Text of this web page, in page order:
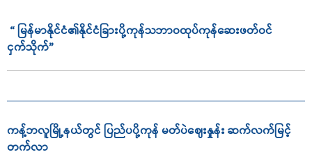
“ မြန်မာနိုင်ငံ၏နိုင်ငံခြားပို့ကုန်သဘာဝထုပ်ကုန်ဆေးဖတ်ဝင်
ငှက်သိုက်”
ကန့်ဘလူမြို့နယ်တွင် ပြည်ပပို့ကုန် မတ်ပဲဈေးနှုန်း ဆက်လက်မြင့်
တက်လာ